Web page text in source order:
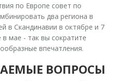
по Европе совет по
два региона в
в Скандинавии в октябре и 7
мае - так вы сократите
впечатления.
ВОПРОСЫ